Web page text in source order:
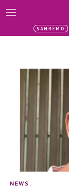
SANREMO
NEWS